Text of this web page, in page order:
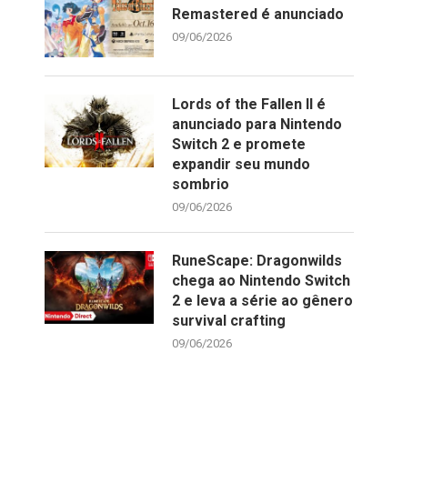
Remastered é anunciado
09/06/2026
Lords of the Fallen II é
anunciado para Nintendo
Switch 2 e promete
expandir seu mundo
sombrio
09/06/2026
RuneScape: Dragonwilds
chega ao Nintendo Switch
2 e leva a série ao gênero
survival crafting
09/06/2026